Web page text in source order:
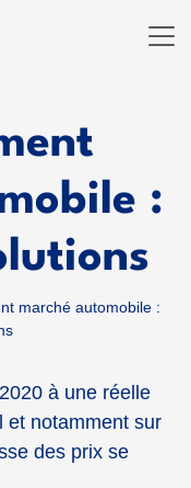
:
marché automobile :
à une réelle
et notamment sur
des prix se